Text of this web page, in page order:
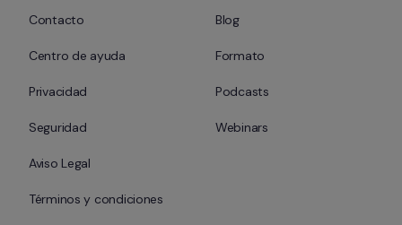
Contacto
Centro de ayuda
Privacidad
Seguridad
Aviso Legal
Términos y condiciones
Blog
Formato
Podcasts
Webinars